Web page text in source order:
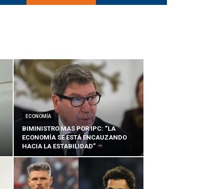
ECONOMÍA
BIMINISTRO MAS POR IPC: “LA
ECONOMÍA SE ESTÁ ENCAUZANDO
HACIA LA ESTABILIDAD”